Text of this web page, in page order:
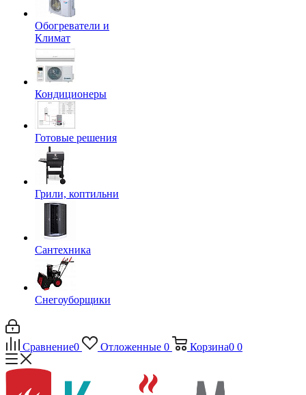
Обогреватели и
Климат
Кондиционеры
Готовые решения
Грили, коптильни
Сантехника
Снегоуборщики
Сравнение0 Отложенные 0 Корзина0 0